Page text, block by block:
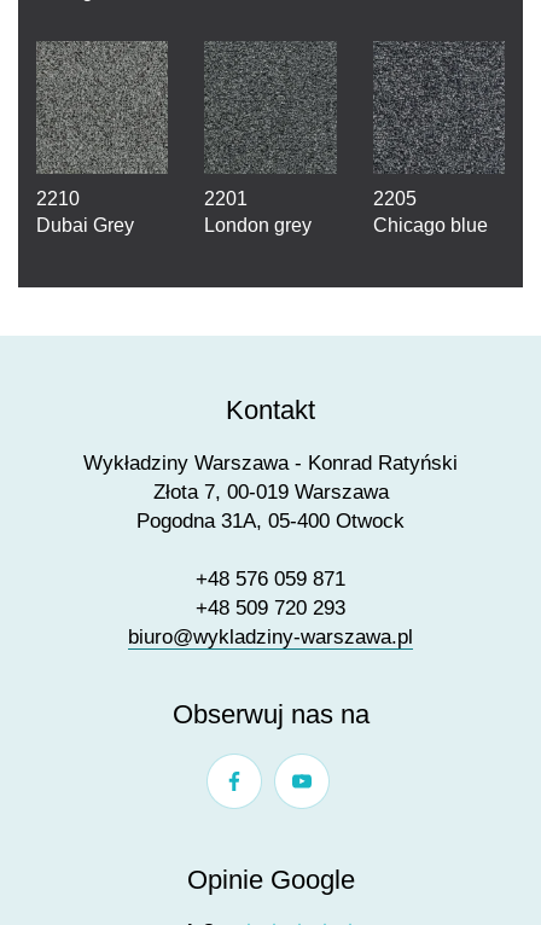
2210
Dubai Grey
2201
London grey
2205
Chicago blue
Kontakt
Wykładziny Warszawa - Konrad Ratyński
Złota 7, 00-019 Warszawa
Pogodna 31A, 05-400 Otwock
+48 576 059 871
+48 509 720 293
biuro@wykladziny-warszawa.pl
Obserwuj nas na
Opinie Google